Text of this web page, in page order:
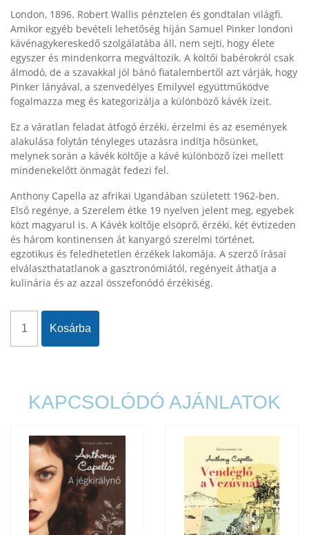
London, 1896. Robert Wallis pénztelen és gondtalan világfi.
Amikor egyéb bevételi lehetőség híján Samuel Pinker londoni
kávénagykereskedő szolgálatába áll, nem sejti, hogy élete
egyszer és mindenkorra megváltozik. A költői babérokról csak
álmodó, de a szavakkal jól bánó fiatalembertől azt várják, hogy
Pinker lányával, a szenvedélyes Emilyvel együttműködve
fogalmazza meg és kategorizálja a különböző kávék ízeit.
Ez a váratlan feladat átfogó érzéki, érzelmi és az események
alakulása folytán tényleges utazásra indítja hősünket,
melynek során a kávék költője a kávé különböző ízei mellett
mindenekelőtt önmagát fedezi fel.
Anthony Capella az afrikai Ugandában született 1962-ben.
Első regénye, a Szerelem étke 19 nyelven jelent meg, egyebek
közt magyarul is. A Kávék költője elsöprő, érzéki, két évtizeden
és három kontinensen át kanyargó szerelmi történet,
egzotikus és feledhetetlen érzékek lakomája. A szerző írásai
elválaszthatatlanok a gasztronómiától, regényeit áthatja a
kulinária és az azzal összefonódó érzékiség.
Kosárba
KAPCSOLÓDÓ AJÁNLATOK